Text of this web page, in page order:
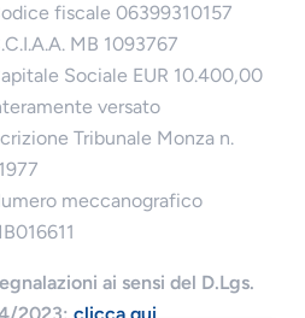
fiscale 06399310157
MB 1093767
Sociale EUR 10.400,00
versato
Tribunale Monza n.
meccanografico
ai sensi del D.Lgs.